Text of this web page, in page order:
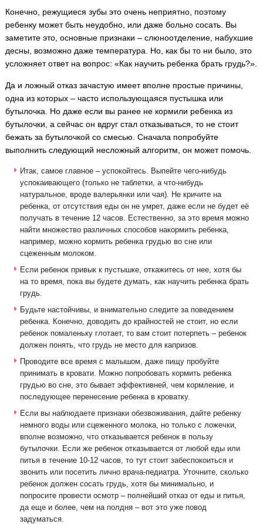
Конечно, режущиеся зубы это очень неприятно, поэтому
ребенку может быть неудобно, или даже больно сосать. Вы
заметите это, основные признаки – слюноотделение, набухшие
десны, возможно даже температура. Но, как бы то ни было, это
усложняет ответ на вопрос: «Как научить ребенка брать грудь?».
Да и ложный отказ зачастую имеет вполне простые причины,
одна из которых – часто использующаяся пустышка или
бутылочка. Но даже если вы ранее не кормили ребенка из
бутылочки, а сейчас он вдруг стал отказываться, то не стоит
бежать за бутылочкой со смесью. Сначала попробуйте
выполнить следующий несложный алгоритм, он может помочь.
Итак, самое главное – успокойтесь. Выпейте чего-нибудь
успокаивающего (только не таблетки, а что-нибудь
натуральное, вроде валерьянки или чая). Не кричите на
ребенка, от отсутствия еды он не умрет, даже если не будет её
получать в течение 12 часов. Естественно, за это время можно
найти множество различных способов накормить ребенка,
например, можно кормить ребенка грудью во сне или
сцеженным молоком.
Если ребенок привык к пустышке, откажитесь от нее, хотя бы
на то время, пока вы будете думать, как научить ребенка брать
грудь.
Будьте настойчивы, и внимательно следите за поведением
ребенка. Конечно, доводить до крайностей не стоит, но если
ребенок помаленьку глотает, то вам стоит потерпеть – ребенок
должен понять, что грудь не место для капризов.
Проводите все время с малышом, даже пищу пробуйте
принимать в кровати. Можно попробовать кормить ребенка
грудью во сне, это бывает эффективней, чем кормление, и
последующее перенесение ребенка в кроватку.
Если вы наблюдаете признаки обезвоживания, дайте ребенку
немного воды или сцеженного молока, но только с ложечки,
вполне возможно, что отказывается ребенок в пользу
бутылочки. Если же ребенок отказывается от любой еды или
питья в течение 10-12 часов, то тут стоит забеспокоиться и
звонить или посетить лично врача-педиатра. Уточните, сколько
ребенок должен сосать грудь, хотя бы минимально, и
попросите провести осмотр – полнейший отказ от еды и питья,
да еще и более, чем на полдня – вот это уже повод
задуматься.